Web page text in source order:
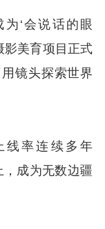
‘会说话的眼
影美育项目正式
镜头探索世界
线率连续多年
成为无数边疆